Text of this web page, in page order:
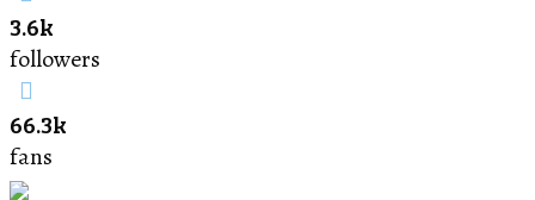
3.6k
followers
66.3k
fans